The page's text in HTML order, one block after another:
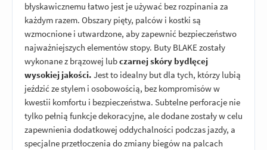
błyskawicznemu łatwo jest je używać bez rozpinania za
każdym razem. Obszary pięty, palców i kostki są
wzmocnione i utwardzone, aby zapewnić bezpieczeństwo
najważniejszych elementów stopy. Buty BLAKE zostały
wykonane z brązowej lubczarnej skóry bydlęcej
wysokiej jakości. Jest to idealny but dla tych, którzy lubią
jeździć ze stylem i osobowością, bez kompromisów w
kwestii komfortu i bezpieczeństwa. Subtelne perforacje nie
tylko pełnią funkcje dekoracyjne, ale dodane zostały w celu
zapewnienia dodatkowej oddychalności podczas jazdy, a
specjalne przetłoczenia do zmiany biegów na palcach